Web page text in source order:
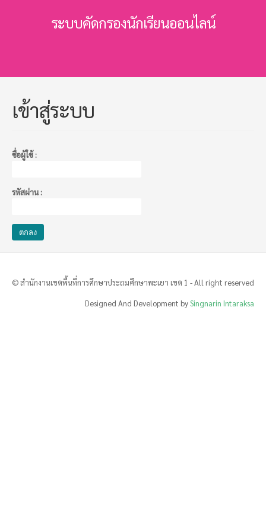
ระบบคัดกรองนักเรียนออนไลน์
เข้าสู่ระบบ
ชื่อผู้ใช้ :
รหัสผ่าน :
© สำนักงานเขตพื้นที่การศึกษาประถมศึกษาพะเยา เขต 1 - All right reserved
Designed And Development bySingnarin Intaraksa